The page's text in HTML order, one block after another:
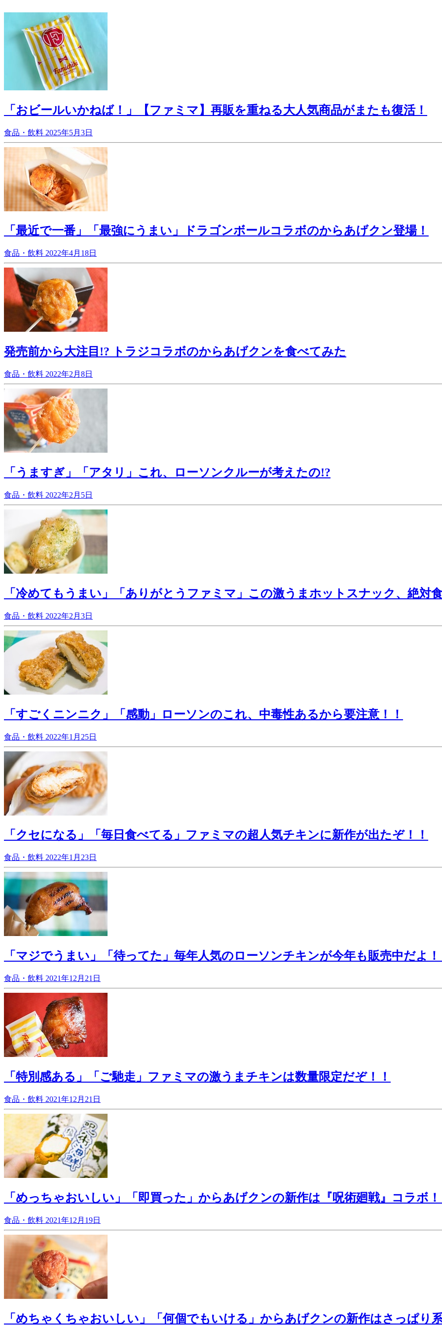
「おビールいかねば！」【ファミマ】再販を重ねる大人気商品がまたも復活！
食品・飲料 2025年5月3日
「最近で一番」「最強にうまい」ドラゴンボールコラボのからあげクン登場！
食品・飲料 2022年4月18日
発売前から大注目!? トラジコラボのからあげクンを食べてみた
食品・飲料 2022年2月8日
「うますぎ」「アタリ」これ、ローソンクルーが考えたの!?
食品・飲料 2022年2月5日
「冷めてもうまい」「ありがとうファミマ」この激うまホットスナック、絶対
食品・飲料 2022年2月3日
「すごくニンニク」「感動」ローソンのこれ、中毒性あるから要注意！！
食品・飲料 2022年1月25日
「クセになる」「毎日食べてる」ファミマの超人気チキンに新作が出たぞ！！
食品・飲料 2022年1月23日
「マジでうまい」「待ってた」毎年人気のローソンチキンが今年も販売中だよ
食品・飲料 2021年12月21日
「特別感ある」「ご馳走」ファミマの激うまチキンは数量限定だぞ！！
食品・飲料 2021年12月21日
「めっちゃおいしい」「即買った」からあげクンの新作は『呪術廻戦』コラボ
食品・飲料 2021年12月19日
「めちゃくちゃおいしい」「何個でもいける」からあげクンの新作はさっぱり